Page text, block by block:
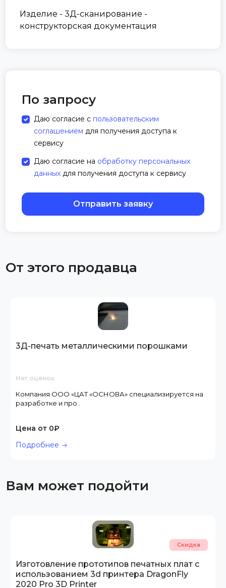
Изделие - 3Д-сканирование -
конструкторская документация
По запросу
Даю согласие с пользовательским
соглашением для получения доступа к
сервису
Даю согласие на обработку персональных
данных для получения доступа к сервису
Отправить заявку
От этого продавца
3Д-печать металлическими порошками
Нет оценок
Компания ООО «ЦАТ «ОСНОВА» специализируется на
разработке и про..
Цена от 0₽
Подробнее
Вам может подойти
Скидка
Изготовление прототипов печатных плат с
использованием 3d принтера DragonFly
2020 Pro 3D Printer